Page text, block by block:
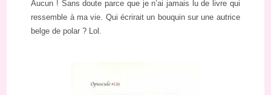
Aucun ! Sans doute parce que je n’ai jamais lu de livre qui
ressemble à ma vie. Qui écrirait un bouquin sur une autrice
belge de polar ? Lol.